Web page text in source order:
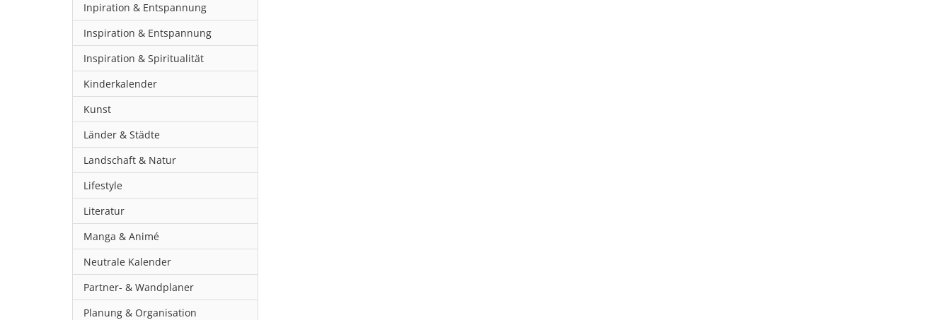
Inpiration & Entspannung
Inspiration & Entspannung
Inspiration & Spiritualität
Kinderkalender
Kunst
Länder & Städte
Landschaft & Natur
Lifestyle
Literatur
Manga & Animé
Neutrale Kalender
Partner- & Wandplaner
Planung & Organisation